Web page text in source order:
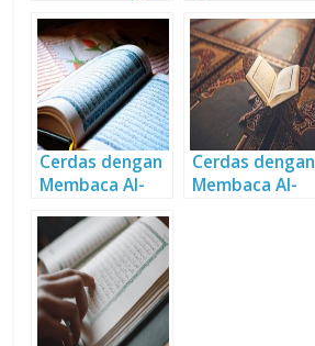
Bermakna
n Hati
Cerdas dengan
Membaca Al-
Cerdas dengan
Membaca Al-